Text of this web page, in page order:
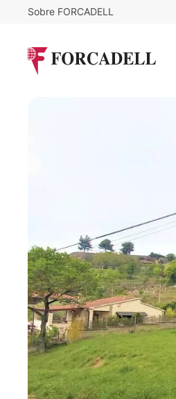
Sobre FORCADELL
Terreno